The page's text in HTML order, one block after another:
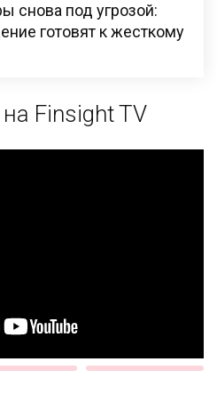
снова под угрозой:
готовят к жесткому
Finsight TV